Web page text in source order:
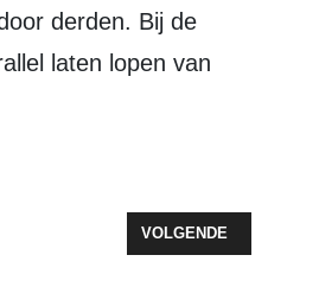
derden. Bij de
laten lopen van
VOLGENDE ARTIKEL:
VOLGENDE